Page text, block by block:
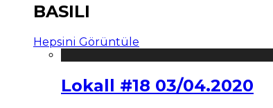
BASILI
Hepsini Görüntüle
Lokall #18 03/04.2020